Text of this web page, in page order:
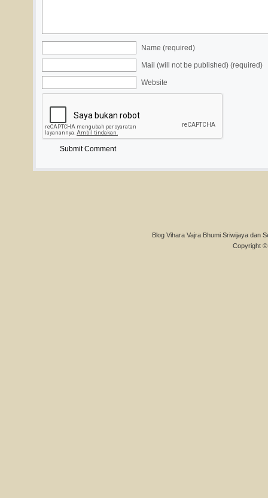
Name (required)
Mail (will not be published) (required)
Website
Blog Vihara Vajra Bhumi Sriwijaya dan
Copyright ©